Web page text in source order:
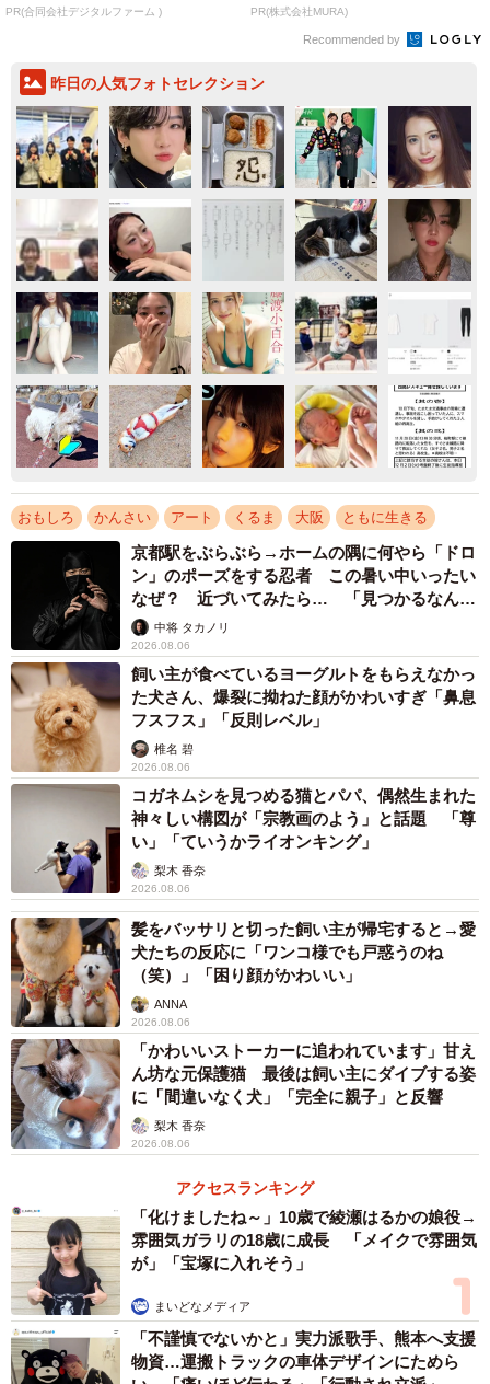
PR(合同会社デジタルファーム ) PR(株式会社MURA)
Recommended by
昨日の人気フォトセレクション
おもしろ かんさい アート くるま 大阪 ともに生きる
京都駅をぶらぶら→ホームの隅に何やら「ドロ
ン」のポーズをする忍者 この暑い中いったい
なぜ？ 近づいてみたら… 「見つかるなんて
未熟」中将 タカノリ
2026.08.06
飼い主が食べているヨーグルトをもらえなかっ
た犬さん、爆裂に拗ねた顔がかわいすぎ「鼻息
フスフス」「反則レベル」
椎名 碧
2026.08.06
コガネムシを見つめる猫とパパ、偶然生まれた
神々しい構図が「宗教画のよう」と話題 「尊
い」「ていうかライオンキング」
梨木 香奈
2026.08.06
髪をバッサリと切った飼い主が帰宅すると→愛
犬たちの反応に「ワンコ様でも戸惑うのね
（笑）」「困り顔がかわいい」
ANNA
2026.08.06
「かわいいストーカーに追われています」甘え
ん坊な元保護猫 最後は飼い主にダイブする姿
に「間違いなく犬」「完全に親子」と反響
梨木 香奈
2026.08.06
アクセスランキング
「化けましたね～」10歳で綾瀬はるかの娘役→
雰囲気ガラリの18歳に成長 「メイクで雰囲気
が」「宝塚に入れそう」
まいどなメディア
「不謹慎でないかと」実力派歌手、熊本へ支援
物資…運搬トラックの車体デザインにためら